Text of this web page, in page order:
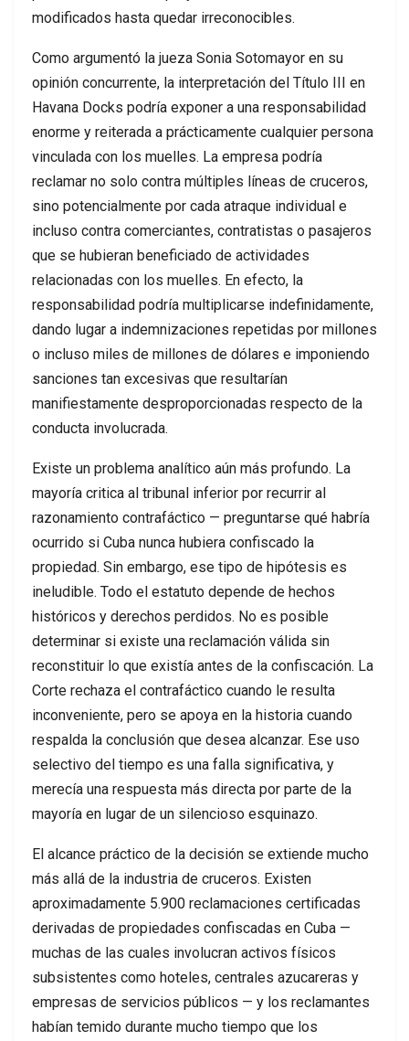
modificados hasta quedar irreconocibles.
Como argumentó la jueza Sonia Sotomayor en su
opinión concurrente, la interpretación del Título III en
Havana Docks podría exponer a una responsabilidad
enorme y reiterada a prácticamente cualquier persona
vinculada con los muelles. La empresa podría
reclamar no solo contra múltiples líneas de cruceros,
sino potencialmente por cada atraque individual e
incluso contra comerciantes, contratistas o pasajeros
que se hubieran beneficiado de actividades
relacionadas con los muelles. En efecto, la
responsabilidad podría multiplicarse indefinidamente,
dando lugar a indemnizaciones repetidas por millones
o incluso miles de millones de dólares e imponiendo
sanciones tan excesivas que resultarían
manifiestamente desproporcionadas respecto de la
conducta involucrada.
Existe un problema analítico aún más profundo. La
mayoría critica al tribunal inferior por recurrir al
razonamiento contrafáctico — preguntarse qué habría
ocurrido si Cuba nunca hubiera confiscado la
propiedad. Sin embargo, ese tipo de hipótesis es
ineludible. Todo el estatuto depende de hechos
históricos y derechos perdidos. No es posible
determinar si existe una reclamación válida sin
reconstituir lo que existía antes de la confiscación. La
Corte rechaza el contrafáctico cuando le resulta
inconveniente, pero se apoya en la historia cuando
respalda la conclusión que desea alcanzar. Ese uso
selectivo del tiempo es una falla significativa, y
merecía una respuesta más directa por parte de la
mayoría en lugar de un silencioso esquinazo.
El alcance práctico de la decisión se extiende mucho
más allá de la industria de cruceros. Existen
aproximadamente 5.900 reclamaciones certificadas
derivadas de propiedades confiscadas en Cuba —
muchas de las cuales involucran activos físicos
subsistentes como hoteles, centrales azucareras y
empresas de servicios públicos — y los reclamantes
habían temido durante mucho tiempo que los